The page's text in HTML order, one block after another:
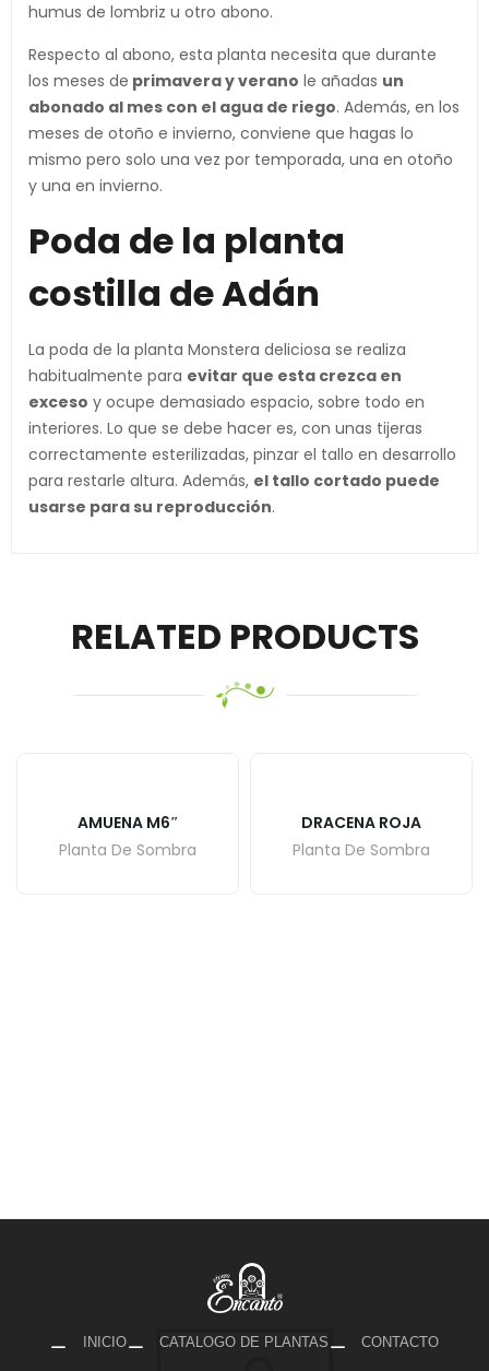
humus de lombriz u otro abono.
Respecto al abono, esta planta necesita que durante
los meses de primavera y verano le añadas un
abonado al mes con el agua de riego. Además, en los
meses de otoño e invierno, conviene que hagas lo
mismo pero solo una vez por temporada, una en otoño
y una en invierno.
Poda de la planta
costilla de Adán
La poda de la planta Monstera deliciosa se realiza
habitualmente para evitar que esta crezca en
exceso y ocupe demasiado espacio, sobre todo en
interiores. Lo que se debe hacer es, con unas tijeras
correctamente esterilizadas, pinzar el tallo en desarrollo
para restarle altura. Además, el tallo cortado puede
usarse para su reproducción.
RELATED PRODUCTS
AMUENA M6″
Planta De Sombra
DRACENA ROJA
Planta De Sombra
INICIO CATALOGO DE PLANTAS CONTACTO